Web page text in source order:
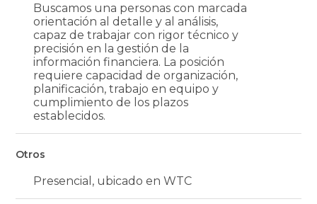
Buscamos una personas con marcada
orientación al detalle y al análisis,
capaz de trabajar con rigor técnico y
precisión en la gestión de la
información financiera. La posición
requiere capacidad de organización,
planificación, trabajo en equipo y
cumplimiento de los plazos
establecidos.
Otros
Presencial, ubicado en WTC